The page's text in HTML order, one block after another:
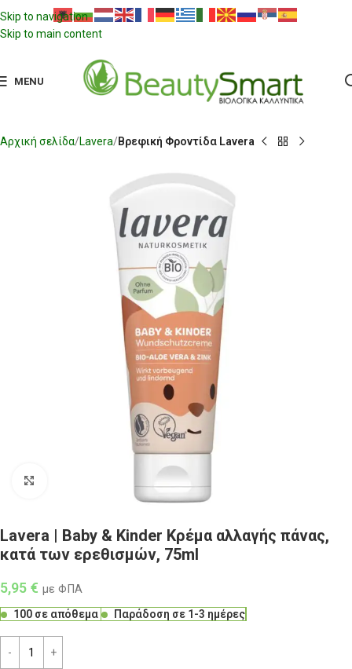
Skip to navigation
Skip to main content
MENU
Αρχική σελίδα Lavera Βρεφική Φροντίδα Lavera
Lavera | Baby & Kinder Κρέμα αλλαγής πάνας,
κατά των ερεθισμών, 75ml
5,95 € με ΦΠΑ
100 σε απόθεμα Παράδοση σε 1-3 ημέρες